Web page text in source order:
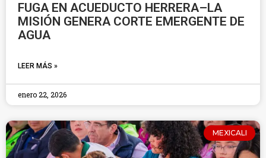
FUGA EN ACUEDUCTO HERRERA–LA
MISIÓN GENERA CORTE EMERGENTE DE
AGUA
LEER MÁS »
enero 22, 2026
MEXICALI